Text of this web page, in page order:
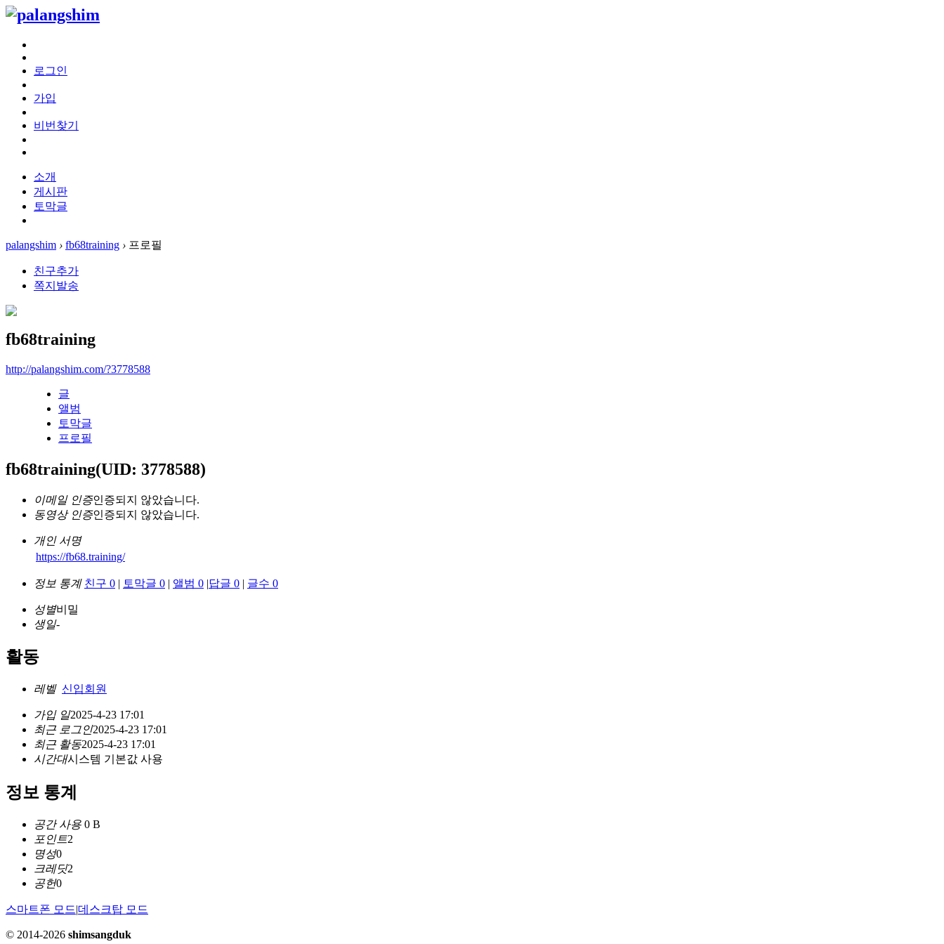
로그인
가입
비번찾기
소개
게시판
토막글
palangshim › fb68training › 프로필
친구추가
쪽지발송
fb68training
http://palangshim.com/?3778588
글
앨범
토막글
프로필
fb68training(UID: 3778588)
이메일 인증인증되지 않았습니다.
동영상 인증인증되지 않았습니다.
개인 서명
https://fb68.training/
정보 통계 친구 0 | 토막글 0 | 앨범 0 |답글 0 | 글수 0
성별비밀
생일-
활동
레벨 신입회원
가입 일2025-4-23 17:01
최근 로그인2025-4-23 17:01
최근 활동2025-4-23 17:01
시간대시스템 기본값 사용
정보 통계
공간 사용 0 B
포인트2
명성0
크레딧2
공헌0
스마트폰 모드|데스크탑 모드
© 2014-2026 shimsangduk